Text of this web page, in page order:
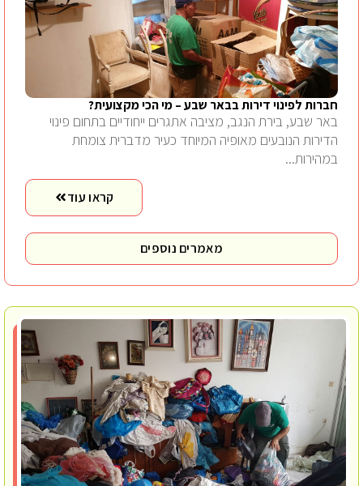
חברות לפינוי דירות בבאר שבע – מי הכי מקצועית?
באר שבע, בירת הנגב, מציבה אתגרים ייחודיים בתחום פינוי
הדירות הנובעים מאופיה המיוחד כעיר מדברית צומחת
במהירות...
קראו עוד
מאמרים נוספים